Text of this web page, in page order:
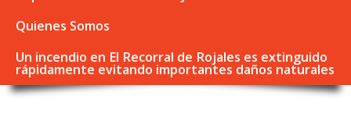
Quienes Somos
Un incendio en El Recorral de Rojales es extinguido
rápidamente evitando importantes daños naturales